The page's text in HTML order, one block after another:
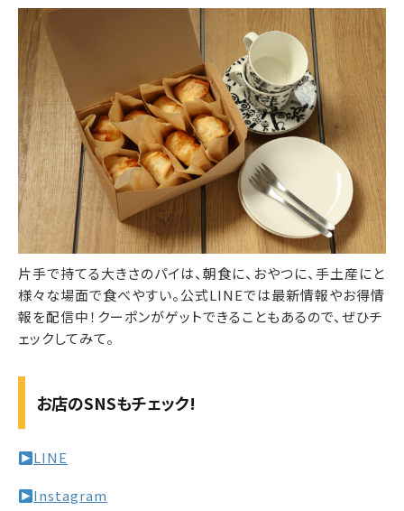
片手で持てる大きさのパイは、朝食に、おやつに、手土産にと
様々な場面で食べやすい。公式LINEでは最新情報やお得情
報を配信中！クーポンがゲットできることもあるので、ぜひチ
ェックしてみて。
お店のSNSもチェック!
LINE
Instagram